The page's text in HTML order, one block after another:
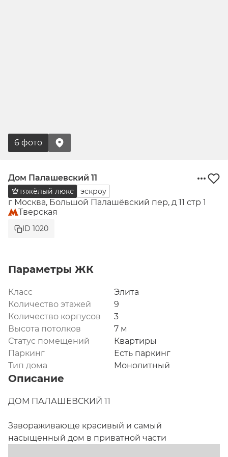
6 фото
Дом Палашевский 11
тяжёлый люкс эскроу
г Москва, Большой Палашёвский пер, д 11 стр 1
Тверская
ID 1020
Параметры ЖК
Класс
Элита
Количество этажей
9
Количество корпусов
3
Высота потолков
7 м
Статус помещений
Квартиры
Паркинг
Есть паркинг
Тип дома
Монолитный
Описание
ДОМ ПАЛАШЕВСКИЙ 11
Завораживающе красивый и самый
насыщенный дом в приватной части